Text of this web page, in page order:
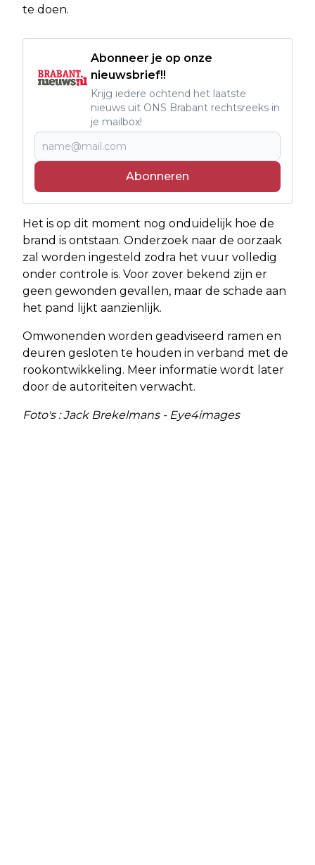
te doen.
Abonneer je op onze
nieuwsbrief!!
Krijg iedere ochtend het laatste
nieuws uit ONS Brabant rechtsreeks in
je mailbox!
Abonneren
Het is op dit moment nog onduidelijk hoe de
brand is ontstaan. Onderzoek naar de oorzaak
zal worden ingesteld zodra het vuur volledig
onder controle is. Voor zover bekend zijn er
geen gewonden gevallen, maar de schade aan
het pand lijkt aanzienlijk.
Omwonenden worden geadviseerd ramen en
deuren gesloten te houden in verband met de
rookontwikkeling. Meer informatie wordt later
door de autoriteiten verwacht.
Foto's : Jack Brekelmans - Eye4images